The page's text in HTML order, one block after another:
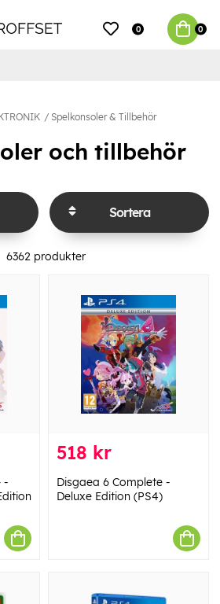
0 0
Spelkonsoler & Tillbehör
och tillbehör
Sortera
6362produkter
-
518 kr
Disgaea 6 Complete -
Deluxe Edition (PS4)